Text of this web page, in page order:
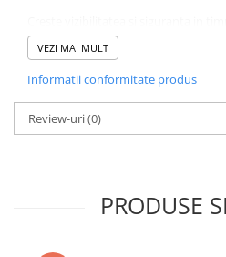
complet de lumini LED pentru
si stop spate rosu. Conceput pentru
recreative, naveta urbana, ture
setul ofera iluminare eficienta si
de noapte, cat si in conditii de
VEZI MAI MULT
Informatii conformitate produs
Review-uri(0)
PRODUSE